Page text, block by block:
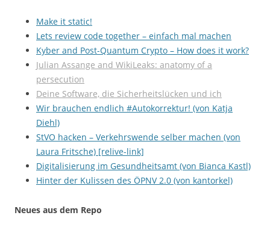
Make it static!
Lets review code together – einfach mal machen
Kyber and Post-Quantum Crypto – How does it work?
Julian Assange and WikiLeaks: anatomy of a
persecution
Deine Software, die Sicherheitslücken und ich
Wir brauchen endlich #Autokorrektur! (von Katja
Diehl)
StVO hacken – Verkehrswende selber machen (von
Laura Fritsche) [relive-link]
Digitalisierung im Gesundheitsamt (von Bianca Kastl)
Hinter der Kulissen des ÖPNV 2.0 (von kantorkel)
Neues aus dem Repo